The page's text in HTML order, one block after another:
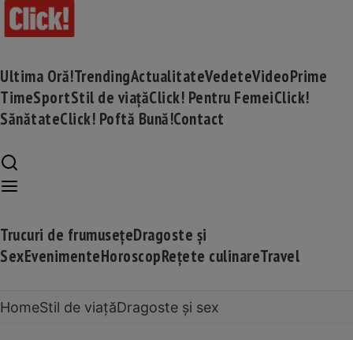
Ultima Oră!TrendingActualitateVedeteVideoPrime
TimeSportStil de viațăClick! Pentru FemeiClick!
SănătateClick! Poftă Bună!Contact
Trucuri de frumusețeDragoste și
SexEvenimenteHoroscopRețete culinareTravel
HomeStil de viațăDragoste și sex